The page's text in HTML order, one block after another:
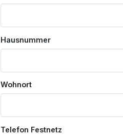
Hausnummer
Wohnort
Telefon Festnetz